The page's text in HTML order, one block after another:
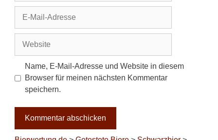
Adresse
Name, E-Mail-Adresse und Website in diesem
Browser für meinen nächsten Kommentar
speichern.